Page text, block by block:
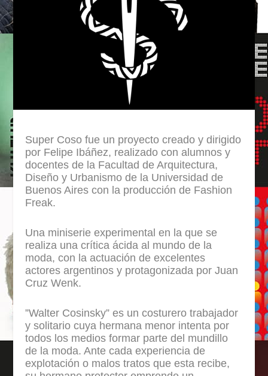
Super Coso fue un proyecto creado y dirigido
por Felipe Ibáñez, realizado con alumnos y
docentes de la Facultad de Arquitectura,
Diseño y Urbanismo de la Universidad de
Buenos Aires con la producción de Fashion
Freak.
Una miniserie experimental en la que se
realiza una crítica ácida al mundo de la
moda, con la actuación de excelentes
actores argentinos y protagonizada por Juan
Cruz Wenk.
”Walter Cosinsky” es un costurero trabajador
y solitario cuya hermana menor intenta por
todos los medios formar parte del mundillo
de la moda. Ante cada experiencia de
explotación o malos tratos que esta recibe,